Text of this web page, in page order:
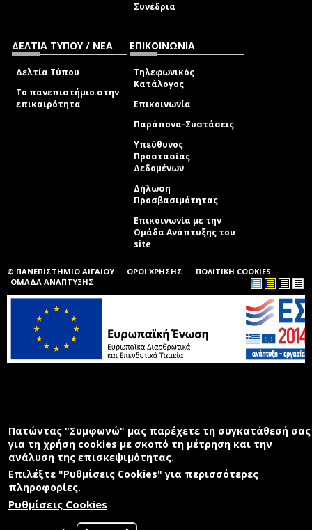
Συνέδρια
ΔΕΛΤΙΑ ΤΥΠΟΥ / ΝΕΑ
Δελτία Τύπου
Το πανεπιστήμιο στην
επικαιρότητα
ΕΠΙΚΟΙΝΩΝΙΑ
Τηλεφωνικός
Κατάλογος
Επικοινωνία
Παράπονα-Συστάσεις
Υπεύθυνος
Προστασίας
Δεδομένων
Δήλωση
Προσβασιμότητας
Επικοινωνία με την
Ομάδα Ανάπτυξης του
site
© ΠΑΝΕΠΙΣΤΗΜΙΟ ΑΙΓΑΙΟΥ ΟΡΟΙ ΧΡΗΣΗΣ
ΠΟΛΙΤΙΚΗ COOKIES
ΟΜΑΔΑ ΑΝΑΠΤΥΞΗΣ
Πατώντας "Συμφωνώ" μας παρέχετε τη συγκατάθεσή σας
για τη χρήση cookies με σκοπό τη μέτρηση και την
ανάλυση της επισκεψιμότητας.
Επιλέξτε "Ρυθμίσεις Cookies" για περισσότερες
πληροφορίες.
Ρυθμίσεις Cookies